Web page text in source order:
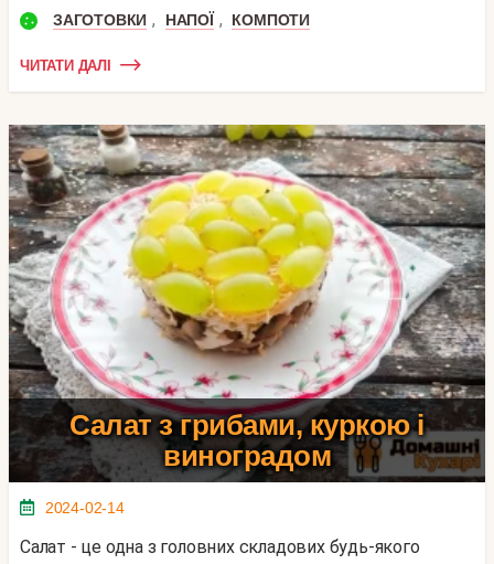
ЗАГОТОВКИ , НАПОЇ , КОМПОТИ
ЧИТАТИ ДАЛІ
Салат з грибами, куркою і
виноградом
2024-02-14
Салат - це одна з головних складових будь-якого